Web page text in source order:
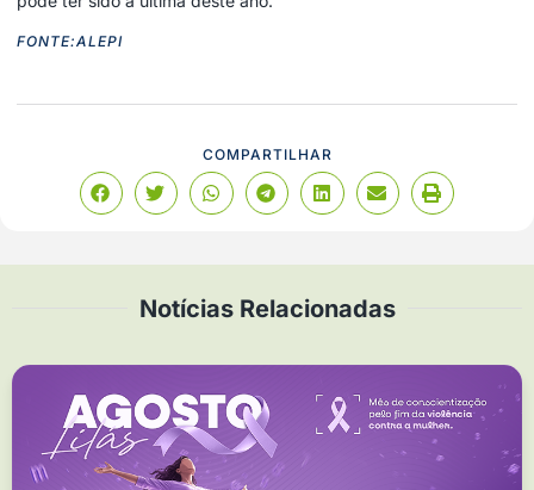
FONTE:ALEPI
COMPARTILHAR
Notícias Relacionadas